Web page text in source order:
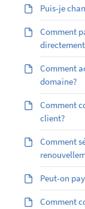
Puis-je
Comment
Comment
domaine?
Comment
client?
Comment
Peut-on
Comment